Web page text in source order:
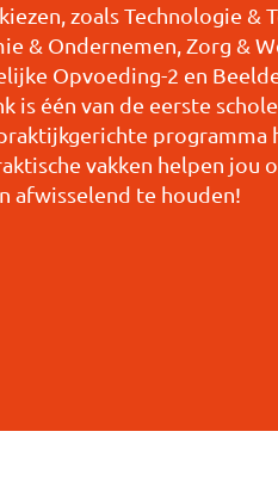
zoals Technologie &
& Ondernemen, Zorg &
Opvoeding-2 en
is één van de eerste
programma
vakken helpen jou
afwisselend te houden!